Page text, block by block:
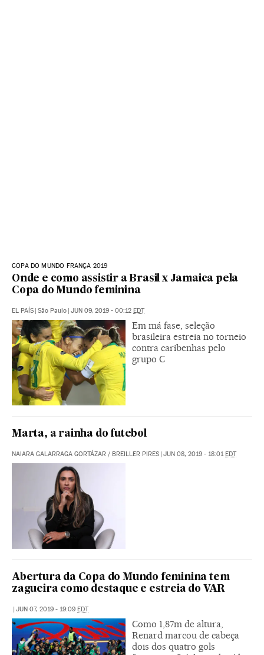
COPA DO MUNDO FRANÇA 2019
Onde e como assistir a Brasil x Jamaica pela
Copa do Mundo feminina
EL PAÍS | São Paulo | JUN 09, 2019 - 00:12 EDT
Em má fase, seleção
brasileira estreia no torneio
contra caribenhas pelo
grupo C
Marta, a rainha do futebol
NAIARA GALARRAGA GORTÁZAR / BREILLER PIRES | JUN 08, 2019 - 18:01EDT
Abertura da Copa do Mundo feminina tem
zagueira como destaque e estreia do VAR
| JUN 07, 2019 - 19:09 EDT
Como 1,87m de altura,
Renard marcou de cabeça
dois dos quatro gols